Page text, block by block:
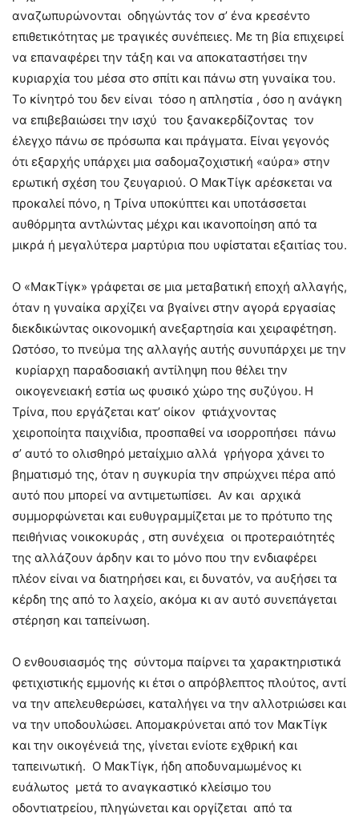
αναζωπυρώνονται οδηγώντάς τον σ’ ένα κρεσέντο
επιθετικότητας με τραγικές συνέπειες. Με τη βία επιχειρεί
να επαναφέρει την τάξη και να αποκαταστήσει την
κυριαρχία του μέσα στο σπίτι και πάνω στη γυναίκα του.
Το κίνητρό του δεν είναι τόσο η απληστία , όσο η ανάγκη
να επιβεβαιώσει την ισχύ του ξανακερδίζοντας τον
έλεγχο πάνω σε πρόσωπα και πράγματα. Είναι γεγονός
ότι εξαρχής υπάρχει μια σαδομαζοχιστική «αύρα» στην
ερωτική σχέση του ζευγαριού. Ο ΜακΤίγκ αρέσκεται να
προκαλεί πόνο, η Τρίνα υποκύπτει και υποτάσσεται
αυθόρμητα αντλώντας μέχρι και ικανοποίηση από τα
μικρά ή μεγαλύτερα μαρτύρια που υφίσταται εξαιτίας του.
Ο «ΜακΤίγκ» γράφεται σε μια μεταβατική εποχή αλλαγής,
όταν η γυναίκα αρχίζει να βγαίνει στην αγορά εργασίας
διεκδικώντας οικονομική ανεξαρτησία και χειραφέτηση.
Ωστόσο, το πνεύμα της αλλαγής αυτής συνυπάρχει με την
κυρίαρχη παραδοσιακή αντίληψη που θέλει την
οικογενειακή εστία ως φυσικό χώρο της συζύγου. Η
Τρίνα, που εργάζεται κατ’ οίκον φτιάχνοντας
χειροποίητα παιχνίδια, προσπαθεί να ισορροπήσει πάνω
σ’ αυτό το ολισθηρό μεταίχμιο αλλά γρήγορα χάνει το
βηματισμό της, όταν η συγκυρία την σπρώχνει πέρα από
αυτό που μπορεί να αντιμετωπίσει. Αν και αρχικά
συμμορφώνεται και ευθυγραμμίζεται με το πρότυπο της
πειθήνιας νοικοκυράς , στη συνέχεια οι προτεραιότητές
της αλλάζουν άρδην και το μόνο που την ενδιαφέρει
πλέον είναι να διατηρήσει και, ει δυνατόν, να αυξήσει τα
κέρδη της από το λαχείο, ακόμα κι αν αυτό συνεπάγεται
στέρηση και ταπείνωση.
Ο ενθουσιασμός της σύντομα παίρνει τα χαρακτηριστικά
φετιχιστικής εμμονής κι έτσι ο απρόβλεπτος πλούτος, αντί
να την απελευθερώσει, καταλήγει να την αλλοτριώσει και
να την υποδουλώσει. Απομακρύνεται από τον ΜακΤίγκ
και την οικογένειά της, γίνεται ενίοτε εχθρική και
ταπεινωτική. Ο ΜακΤίγκ, ήδη αποδυναμωμένος κι
ευάλωτος μετά το αναγκαστικό κλείσιμο του
οδοντιατρείου, πληγώνεται και οργίζεται από τα